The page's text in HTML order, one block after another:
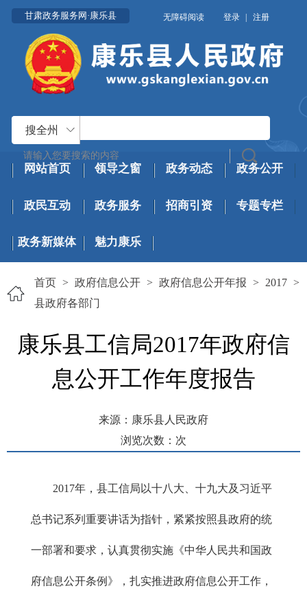
甘肃政务服务网·康乐县 无障碍阅读 登录 | 注册
搜全州
网站首页 领导之窗 政务动态 政务公开
政民互动 政务服务 招商引资 专题专栏
政务新媒体 魅力康乐
首页 > 政府信息公开 > 政府信息公开年报 > 2017 >
县政府各部门
康乐县工信局2017年政府信
息公开工作年度报告
来源：康乐县人民政府
浏览次数： 次
2017年，县工信局以十八大、十九大及习近平
总书记系列重要讲话为指针，紧紧按照县政府的统
一部署和要求，认真贯彻实施《中华人民共和国政
府信息公开条例》，扎实推进政府信息公开工作，